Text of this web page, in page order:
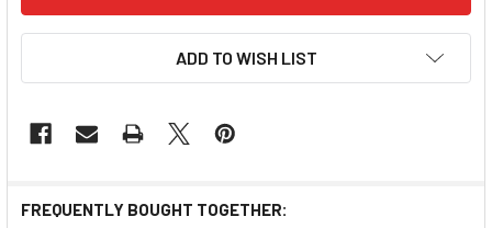
ADD TO WISH LIST
FREQUENTLY BOUGHT TOGETHER: